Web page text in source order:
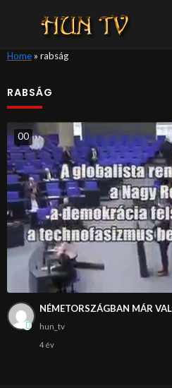
Home» rabság
RABSÁG
00
NÉMETORSZÁGBAN MÁR
hun_tv
4 év